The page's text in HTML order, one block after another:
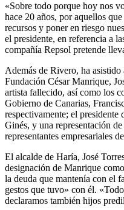
«Sobre todo porque hoy nos
hace 20 años, por aquellos
recursos y poner en riesgo
el presidente, en referencia a
compañía Repsol pretende
Además de Rivero, ha
Fundación César Manrique,
artista fallecido, así como los
Gobierno de Canarias,
respectivamente; el
Ginés, y una representación
representantes empresariales
El alcalde de Haría, José
designación de Manrique
la deuda que mantenía con el
gestos que tuvo» con él.
declaramos también hijos